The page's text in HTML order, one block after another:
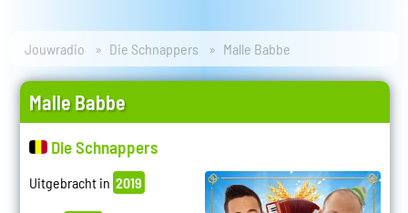
Jouwradio Die Schnappers Malle Babbe
Malle Babbe
Die Schnappers
Uitgebracht in 2019